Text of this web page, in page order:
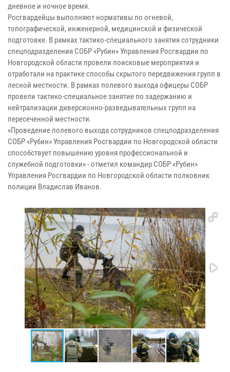
дневное и ночное время.
Росгвардейцы выполняют нормативы по огневой,
топографической, инженерной, медицинской и физической
подготовке. В рамках тактико-специального занятия сотрудники
спецподразделения СОБР «Рубин» Управления Росгвардии по
Новгородской области провели поисковые мероприятия и
отработали на практике способы скрытого передвижения групп в
лесной местности. В рамках полевого выхода офицеры СОБР
провели тактико-специальное занятие по задержанию и
нейтрализации диверсионно-разведывательных групп на
пересеченной местности.
«Проведение полевого выхода сотрудников спецподразделения
СОБР «Рубин» Управления Росгвардии по Новгородской области
способствует повышению уровня профессиональной и
служебной подготовки» - отметил командир СОБР «Рубин»
Управления Росгвардии по Новгородской области полковник
полиции Владислав Иванов.